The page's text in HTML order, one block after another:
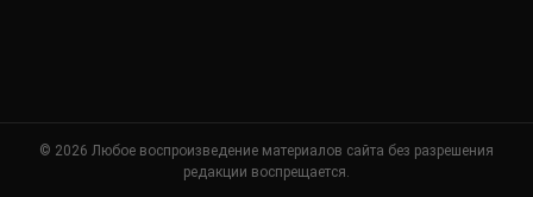
© 2026 Любое воспроизведение материалов сайта без разрешения
редакции воспрещается.